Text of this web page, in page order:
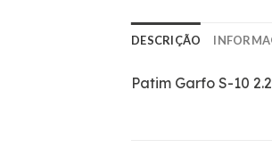
DESCRIÇÃO
Patim Garfo S-10